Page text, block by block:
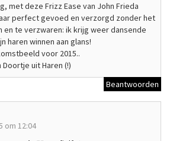
met deze Frizz Ease van John Frieda
perfect gevoed en verzorgd zonder het
en te verzwaren: ik krijg weer dansende
haren winnen aan glans!
voor 2015..
uit Haren (!)
Beantwoorden
om 12:04